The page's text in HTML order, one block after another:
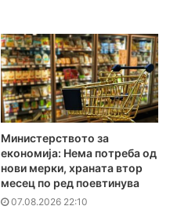
Министерството за
економија: Нема потреба од
нови мерки, храната втор
месец по ред поевтинува
07.08.2026 22:10